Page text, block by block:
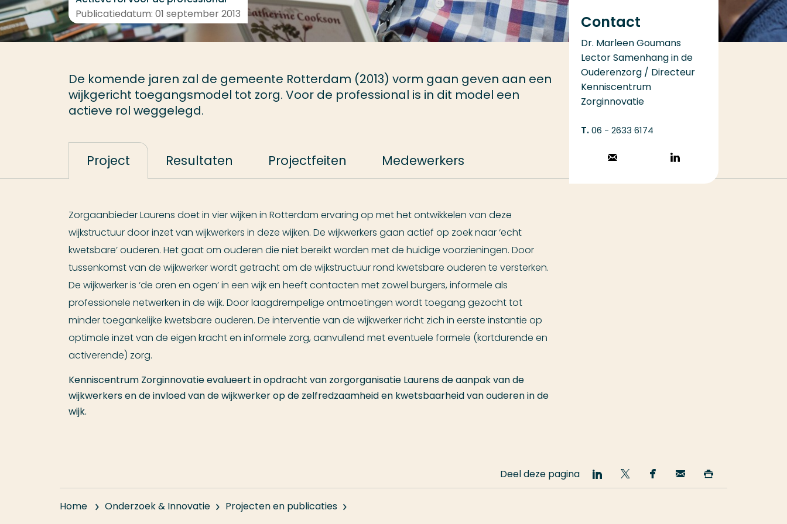
Publicatiedatum: 01 september 2013
De komende jaren zal de gemeente Rotterdam (2013) vorm gaan geven aan een
wijkgericht toegangsmodel tot zorg. Voor de professional is in dit model een
actieve rol weggelegd.
Contact
Dr. Marleen Goumans
Lector Samenhang in de
Ouderenzorg / Directeur
Kenniscentrum
Zorginnovatie
06 - 2633 6174
Stuur een email
LinkedIn
Project Resultaten Projectfeiten Medewerkers
Zorgaanbieder Laurens doet in vier wijken in Rotterdam ervaring op met het ontwikkelen van deze
wijkstructuur door inzet van wijkwerkers in deze wijken. De wijkwerkers gaan actief op zoek naar ‘echt
kwetsbare’ ouderen. Het gaat om ouderen die niet bereikt worden met de huidige voorzieningen. Door
tussenkomst van de wijkwerker wordt getracht om de wijkstructuur rond kwetsbare ouderen te versterken.
De wijkwerker is ‘de oren en ogen’ in een wijk en heeft contacten met zowel burgers, informele als
professionele netwerken in de wijk. Door laagdrempelige ontmoetingen wordt toegang gezocht tot
minder toegankelijke kwetsbare ouderen. De interventie van de wijkwerker richt zich in eerste instantie op
optimale inzet van de eigen kracht en informele zorg, aanvullend met eventuele formele (kortdurende en
activerende) zorg.
Kenniscentrum Zorginnovatie evalueert in opdracht van zorgorganisatie Laurens de aanpak van de
wijkwerkers en de invloed van de wijkwerker op de zelfredzaamheid en kwetsbaarheid van ouderen in de
wijk.
Home Onderzoek & Innovatie Projecten en publicaties
Deel deze pagina
Deel
op
Deel
op
Deel
op
Email
deze deze